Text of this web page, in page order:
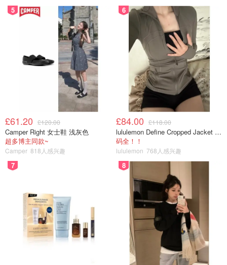
5
£61.20 £120.00
Camper Right 女士鞋 浅灰色
超多博主同款~
Camper 818人感兴趣
6
£84.00 £118.00
lululemon Define Cropped Jacket Nulu 短款夹克
码全！！
lululemon 768人感兴趣
7 8